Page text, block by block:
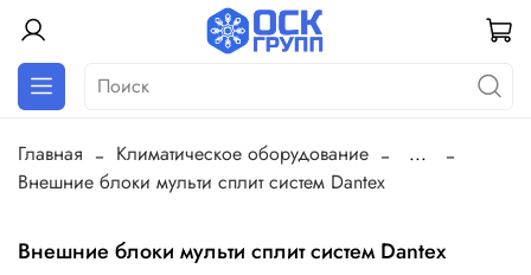
Главная Климатическое оборудование
...
Внешние блоки мульти сплит систем Dantex
Внешние блоки мульти сплит систем Dantex